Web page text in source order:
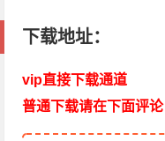
下载地址：
vip直接下载通道
普通下载请在下面评论